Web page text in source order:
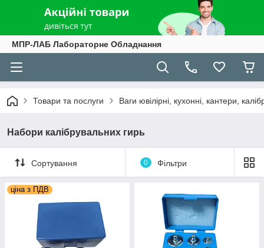
МПР-ЛАБ Лабораторне Обладнання
Товари та послуги Ваги ювілірні, кухонні, кантери,
Набори калібрувальних гирь
Сортування 0 Фільтри
ціна з ПДВ